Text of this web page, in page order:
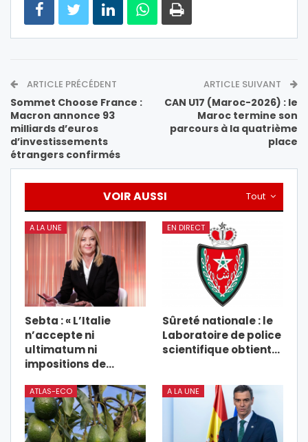
ARTICLE PRÉCÉDENT
Sommet Choose France :
Macron annonce 93
milliards d’euros
d’investissements
étrangers confirmés
ARTICLE SUIVANT
CAN U17 (Maroc-2026) : le
Maroc termine son
parcours à la quatrième
place
Tout
VOIR AUSSI
A LA UNE
Sebta : « L’Italie
n’accepte ni
ultimatum ni
impositions de…
EN DIRECT
Sûreté nationale : le
Laboratoire de police
scientifique obtient…
ATLAS-ECO A LA UNE